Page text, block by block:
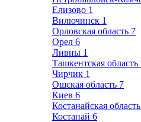
Елизово 1
Вилючинск 1
Орловская область 7
Орел 6
Ливны 1
Ташкентская область
Чирчик 1
Ошская область 7
Киев 6
Костанайская область
Костанай 6